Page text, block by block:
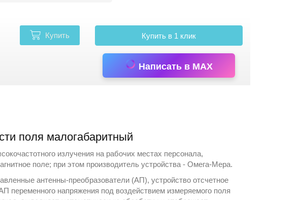
Купить Купить в 1 клик
Написать в MAX
поля малогабаритный
излучения на рабочих местах персонала,
поле; при этом производитель устройства -Омега-Мера.
антенны‑преобразователи (АП), устройство отсчетное
переменного напряжения под воздействием измеряемого поля